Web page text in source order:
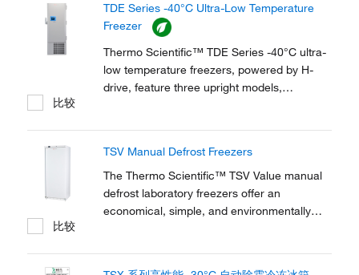
了性能的新时代，提供更严格的控制和更快的
恢复时间。TSX Universal 具有扩大的设定点
范围、通用电压、静音操作、简化的软件更新
等，可无缝适应您的工作流程。它重新定义了
可持续性，通过了能源之星认证，效率提高了
TDE Series -40°C Ultra-Low Temperature
Freezer
Thermo Scientific™ TDE Series -40°C ultra-
low temperature freezers, powered by H-
drive, feature three upright models,
ultimate sample security and operational
savings for every...
比较
TSV Manual Defrost Freezers
The Thermo Scientific™ TSV Value manual
defrost laboratory freezers offer an
economical, simple, and environmentally
比较